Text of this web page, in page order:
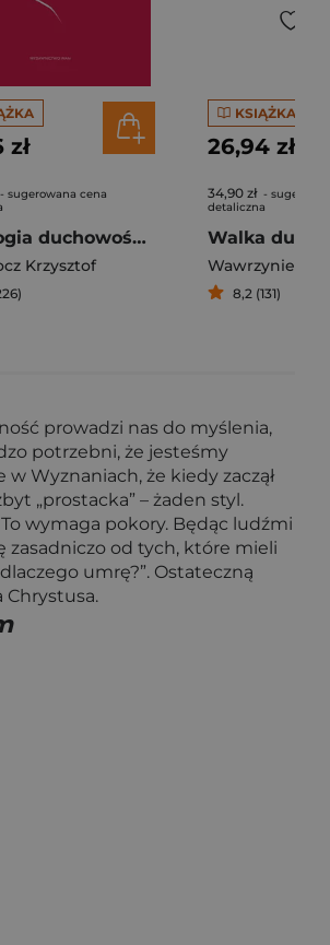
zł
- sugerowana cena
Patologia duchowości Od niezdrowej religijności do dojrzałej wiary
Krzysztof
KSIĄŻKA
26,94 zł
34,90 zł -
detaliczna
Walka
Wawrzyniec
8,2 (131)
prowadzi nas do myślenia,
potrzebni, że jesteśmy
Wyznaniach, że kiedy zaczął
„prostacka” – żaden styl.
wymaga pokory. Będąc ludźmi
zasadniczo od tych, które mieli
umrę?”. Ostateczną
Chrystusa.